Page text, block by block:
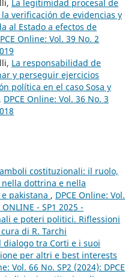
La legitimidad procesal de
verificación de evidencias y
al Estado a efectos de
Online: Vol. 39 No. 2
La responsabilidad de
y perseguir ejercicios
política en el caso Sosa y
, DPCE Online: Vol. 36 No. 3
costituzionali: il ruolo,
dottrina e nella
pakistana , DPCE Online: Vol.
- SP1 2025 -
e poteri politici. Riflessioni
di R. Tarchi
dialogo tra Corti e i suoi
per altri e best interests
Vol. 66 No. SP2 (2024): DPCE